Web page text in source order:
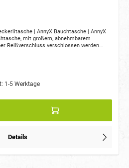
| AnnyX Bauchtasche | AnnyX
mit großem, abnehmbarem
Reißverschluss verschlossen werden
findet ebenso in der Hipbag
auch ein Dummy befestigt werden. Die
und passt sich ergonomisch
1-5 Werktage
Details